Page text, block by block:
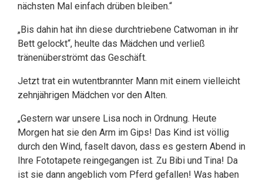
nächsten Mal einfach drüben bleiben.“
„Bis dahin hat ihn diese durchtriebene Catwoman in ihr
Bett gelockt“, heulte das Mädchen und verließ
tränenüberströmt das Geschäft.
Jetzt trat ein wutentbrannter Mann mit einem vielleicht
zehnjährigen Mädchen vor den Alten.
„Gestern war unsere Lisa noch in Ordnung. Heute
Morgen hat sie den Arm im Gips! Das Kind ist völlig
durch den Wind, faselt davon, dass es gestern Abend in
Ihre Fototapete reingegangen ist. Zu Bibi und Tina! Da
ist sie dann angeblich vom Pferd gefallen! Was haben